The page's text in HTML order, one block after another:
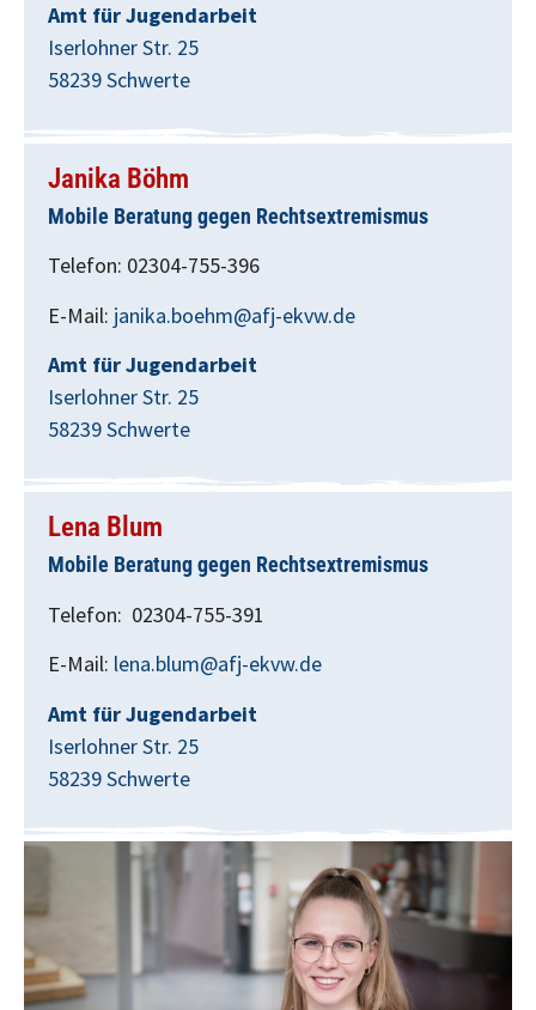
Amt für Jugendarbeit
Iserlohner Str. 25
58239 Schwerte
Janika Böhm
Mobile Beratung gegen Rechtsextremismus
Telefon: 02304-755-396
E-Mail: janika.boehm@afj-ekvw.de
Amt für Jugendarbeit
Iserlohner Str. 25
58239 Schwerte
Lena Blum
Mobile Beratung gegen Rechtsextremismus
Telefon: 02304-755-391
E-Mail: lena.blum@afj-ekvw.de
Amt für Jugendarbeit
Iserlohner Str. 25
58239 Schwerte